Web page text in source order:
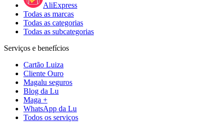
AliExpress
Todas as marcas
Todas as categorias
Todas as subcategorias
Serviços e benefícios
Cartão Luiza
Cliente Ouro
Magalu seguros
Blog da Lu
Maga +
WhatsApp da Lu
Todos os serviços